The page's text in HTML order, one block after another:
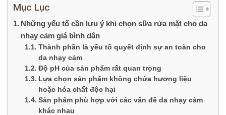
Mục Lục
Những yếu tố cần lưu ý khi chọn sữa rửa mặt cho da
nhạy cảm giá bình dân
Thành phần là yếu tố quyết định sự an toàn cho
da nhạy cảm
Độ pH của sản phẩm rất quan trọng
Lựa chọn sản phẩm không chứa hương liệu
hoặc hóa chất độc hại
Sản phẩm phù hợp với các vấn đề da nhạy cảm
khác nhau